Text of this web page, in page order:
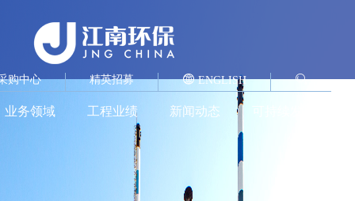
ENGLISH
精英招募
购中心
新闻动态
工程业绩
业务领域